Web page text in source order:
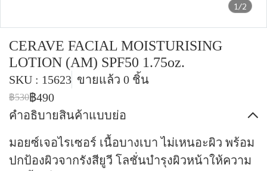
1/2
CERAVE FACIAL MOISTURISING
LOTION (AM) SPF50 1.75oz.
SKU : 15623 ขายแล้ว 0 ชิ้น
฿530฿490
คำอธิบายสินค้าแบบย่อ
มอยซ์เจอไรเซอร์ เนื้อบางเบา ไม่เหนอะผิว พร้อม
ปกป้องผิวจากรังสียูวี โลชั่นบำรุงผิวหน้าให้ความ